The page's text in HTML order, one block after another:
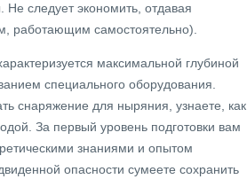
следует экономить, отдавая
работающим самостоятельно).
максимальной глубиной
специального оборудования.
снаряжение для ныряния, узнаете, как
За первый уровень подготовки вам
знаниями и опытом
опасности сумеете сохранить